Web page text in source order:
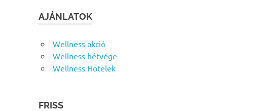
AJÁNLATOK
Wellness akció
Wellness hétvége
Wellness Hotelek
FRISS